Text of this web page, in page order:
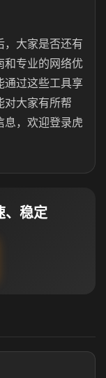
，大家是否还有
和专业的网络优
通过这些工具享
对大家有所帮
息，欢迎登录虎
、稳定